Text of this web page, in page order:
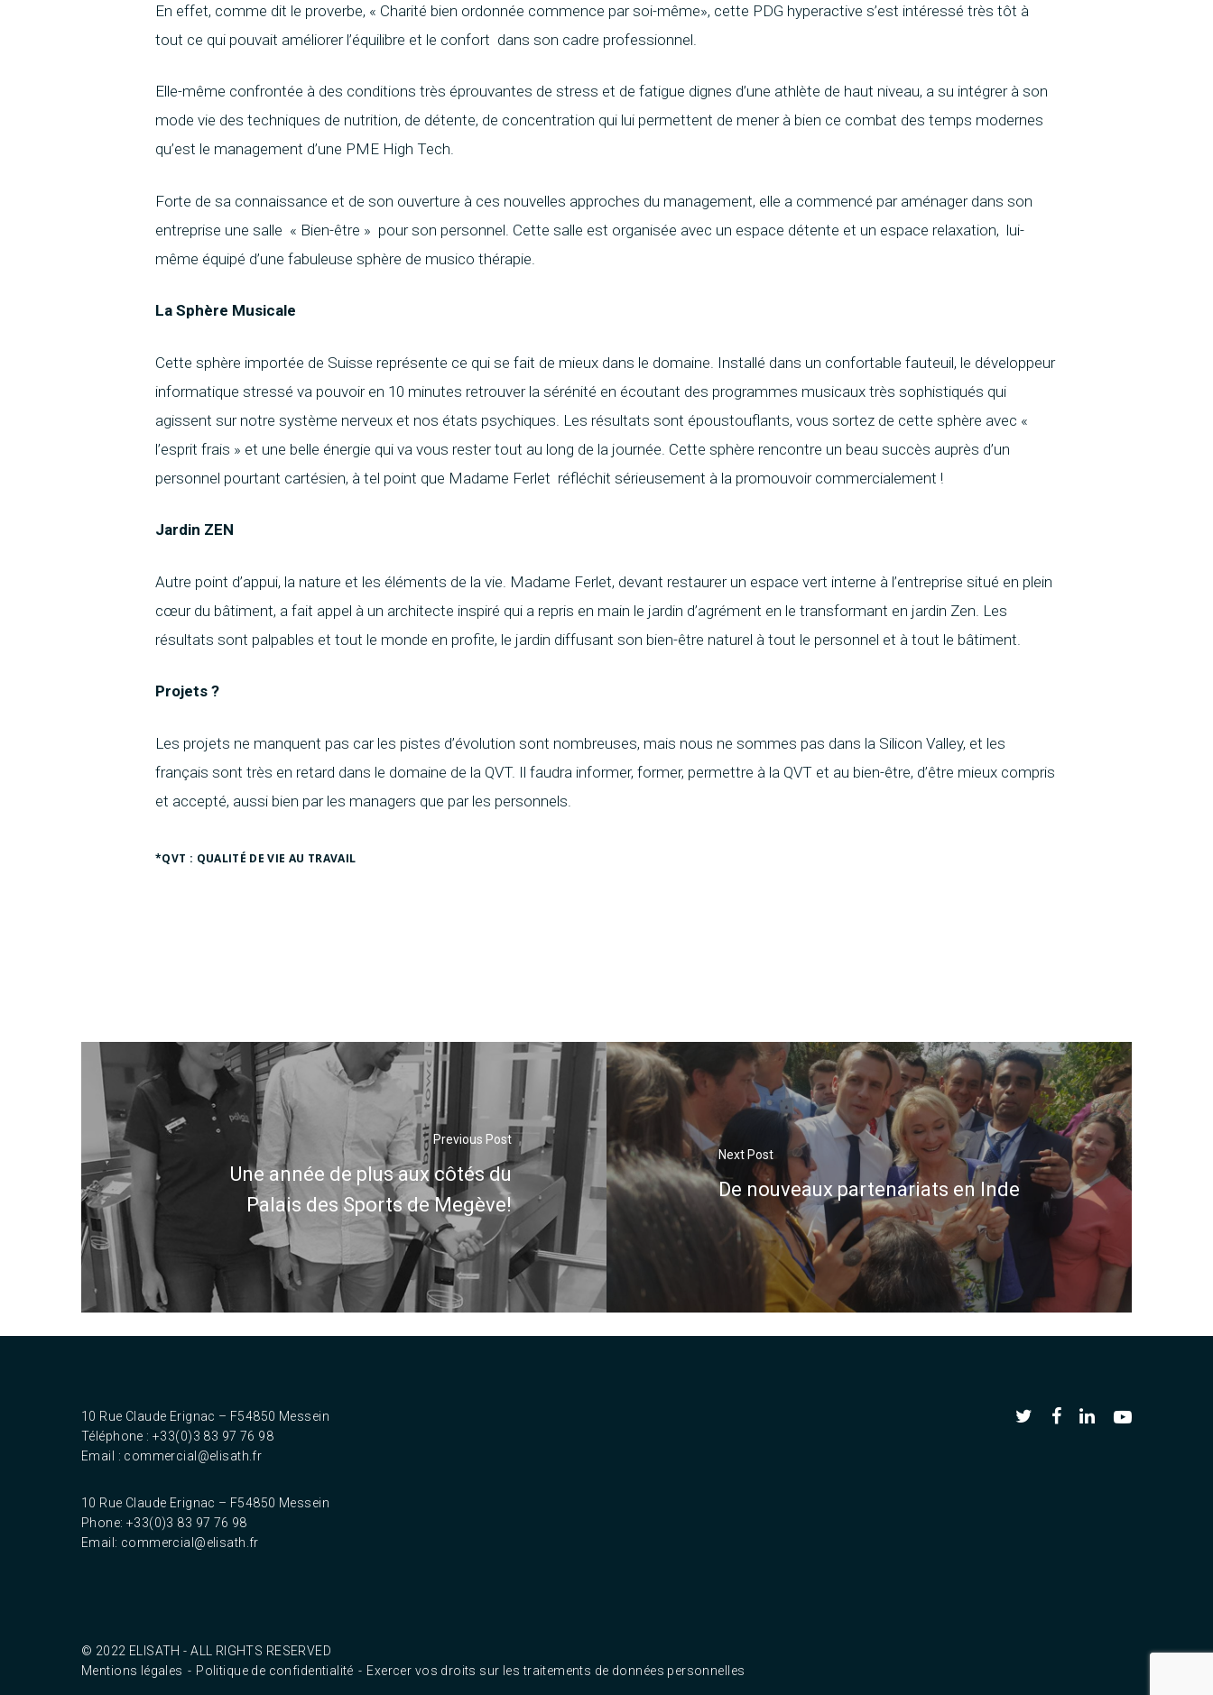
En effet, comme dit le proverbe, « Charité bien ordonnée commence par soi-même», cette PDG hyperactive s’est intéressé très tôt à
tout ce qui pouvait améliorer l’équilibre et le confort dans son cadre professionnel.
Elle-même confrontée à des conditions très éprouvantes de stress et de fatigue dignes d’une athlète de haut niveau, a su intégrer à son
mode vie des techniques de nutrition, de détente, de concentration qui lui permettent de mener à bien ce combat des temps modernes
qu’est le management d’une PME High Tech.
Forte de sa connaissance et de son ouverture à ces nouvelles approches du management, elle a commencé par aménager dans son
entreprise une salle « Bien-être » pour son personnel. Cette salle est organisée avec un espace détente et un espace relaxation, lui-
même équipé d’une fabuleuse sphère de musico thérapie.
La Sphère Musicale
Cette sphère importée de Suisse représente ce qui se fait de mieux dans le domaine. Installé dans un confortable fauteuil, le développeur
informatique stressé va pouvoir en 10 minutes retrouver la sérénité en écoutant des programmes musicaux très sophistiqués qui
agissent sur notre système nerveux et nos états psychiques. Les résultats sont époustouflants, vous sortez de cette sphère avec «
l’esprit frais » et une belle énergie qui va vous rester tout au long de la journée. Cette sphère rencontre un beau succès auprès d’un
personnel pourtant cartésien, à tel point que Madame Ferlet réfléchit sérieusement à la promouvoir commercialement !
Jardin ZEN
Autre point d’appui, la nature et les éléments de la vie. Madame Ferlet, devant restaurer un espace vert interne à l’entreprise situé en plein
cœur du bâtiment, a fait appel à un architecte inspiré qui a repris en main le jardin d’agrément en le transformant en jardin Zen. Les
résultats sont palpables et tout le monde en profite, le jardin diffusant son bien-être naturel à tout le personnel et à tout le bâtiment.
Projets ?
Les projets ne manquent pas car les pistes d’évolution sont nombreuses, mais nous ne sommes pas dans la Silicon Valley, et les
français sont très en retard dans le domaine de la QVT. Il faudra informer, former, permettre à la QVT et au bien-être, d’être mieux compris
et accepté, aussi bien par les managers que par les personnels.
*QVT : QUALITÉ DE VIE AU TRAVAIL
Previous Post
Une année de plus aux côtés du
Palais des Sports de Megève!
Next Post
De nouveaux partenariats en Inde
10 Rue Claude Erignac – F54850 Messein‎
Téléphone : +33(0)3 83 97 76 98
Email : commercial@elisath.fr
10 Rue Claude Erignac – F54850 Messein‎
Phone: +33(0)3 83 97 76 98
Email: commercial@elisath.fr
© 2022 ELISATH - ALL RIGHTS RESERVED
Mentions légales
Politique de confidentialité Exercer vos droits sur les traitements de données personnelles